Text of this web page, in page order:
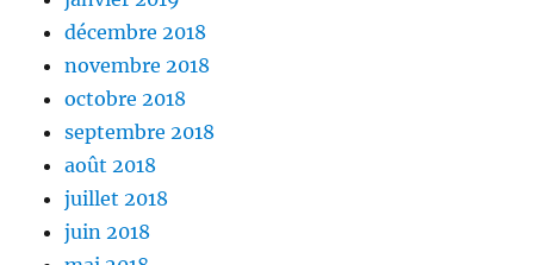
décembre 2018
novembre 2018
octobre 2018
septembre 2018
août 2018
juillet 2018
juin 2018